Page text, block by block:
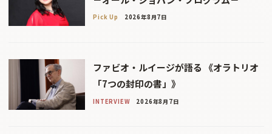
Pick Up 2026年8月7日
ファビオ・ルイージが語る 《オラトリオ
「7つの封印の書」》
INTERVIEW 2026年8月7日